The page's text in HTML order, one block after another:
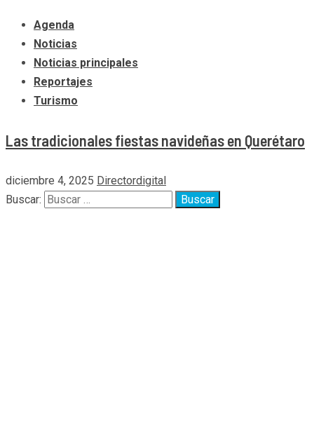
Agenda
Noticias
Noticias principales
Reportajes
Turismo
Las tradicionales fiestas navideñas en Querétaro
diciembre 4, 2025 Directordigital
Buscar: